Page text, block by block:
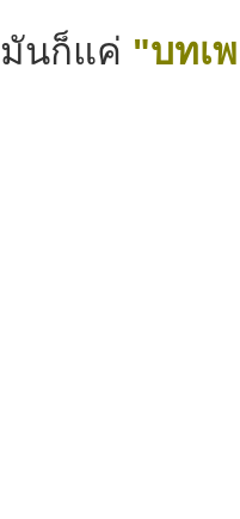
มันก็แค่ "บทเ